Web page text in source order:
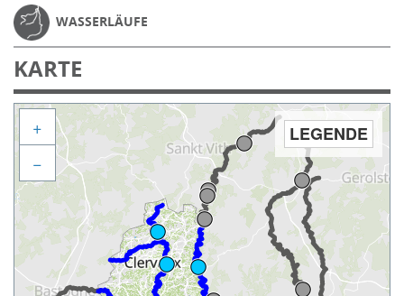
WASSERLÄUFE
KARTE
LEGENDE
+
−